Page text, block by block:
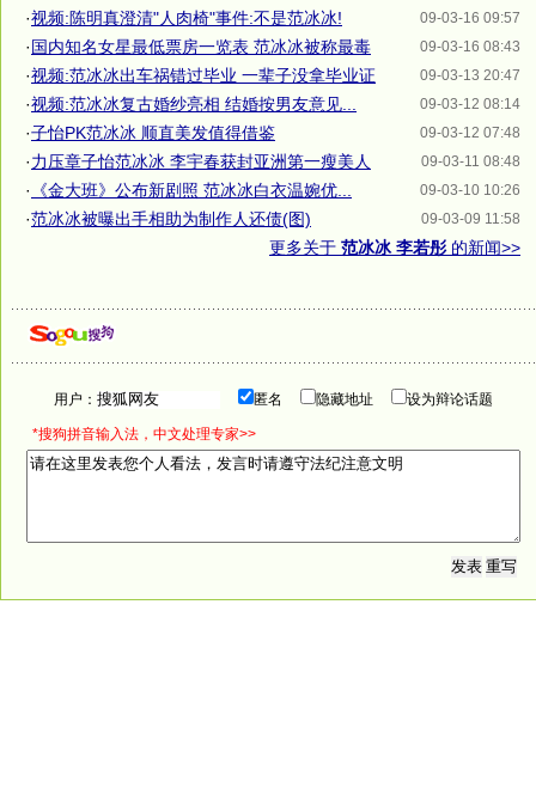
09-03-16 09:57
·视频:陈明真澄清"人肉椅"事件:不是范冰冰!
09-03-16 08:43
·国内知名女星最低票房一览表 范冰冰被称最毒
09-03-13 20:47
·视频:范冰冰出车祸错过毕业 一辈子没拿毕业证
09-03-12 08:14
·视频:范冰冰复古婚纱亮相 结婚按男友意见...
09-03-12 07:48
·子怡PK范冰冰 顺直美发值得借鉴
09-03-11 08:48
·力压章子怡范冰冰 李宇春获封亚洲第一瘦美人
09-03-10 10:26
· 《金大班》公布新剧照 范冰冰白衣温婉优...
09-03-09 11:58
·范冰冰被曝出手相助为制作人还债(图)
更多关于 范冰冰 李若彤的新闻>>
用户： 匿名 隐藏地址 设为辩论话题
*搜狗拼音输入法，中文处理专家>>